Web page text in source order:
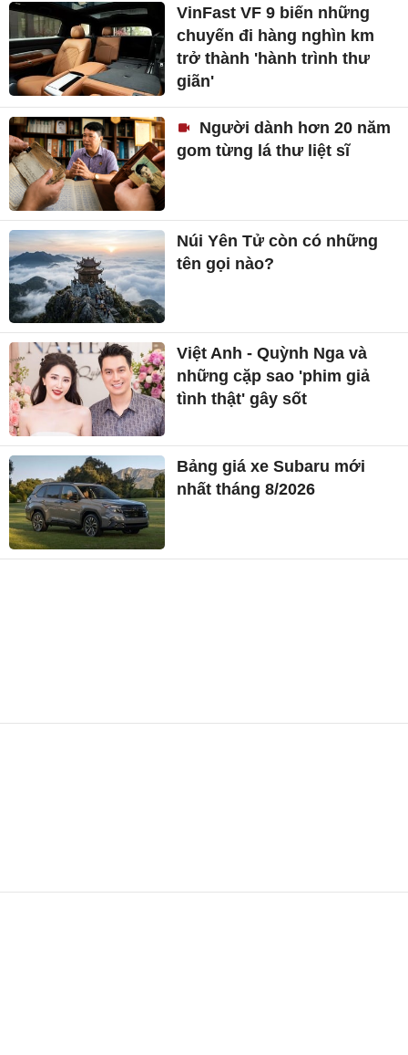
VinFast VF 9 biến những
chuyến đi hàng nghìn km
trở thành 'hành trình thư
giãn'
Người dành hơn 20 năm
gom từng lá thư liệt sĩ
Núi Yên Tử còn có những
tên gọi nào?
Việt Anh - Quỳnh Nga và
những cặp sao 'phim giả
tình thật' gây sốt
Bảng giá xe Subaru mới
nhất tháng 8/2026